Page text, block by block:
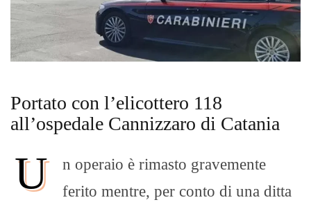
Portato con l’elicottero 118
all’ospedale Cannizzaro di Catania
U
n operaio è rimasto gravemente
ferito mentre, per conto di una ditta